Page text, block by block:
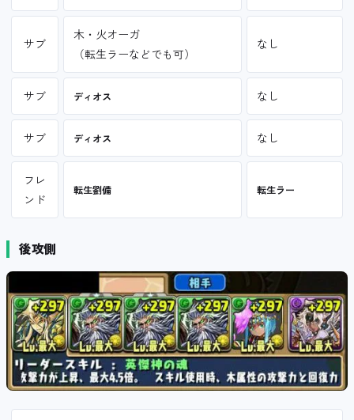
サブ
木・火オーガ
（転生ラーなどでも可）
なし
サブ ディオス なし
サブ ディオス なし
フレ
ンド
転生劉備 転生ラー
後攻側